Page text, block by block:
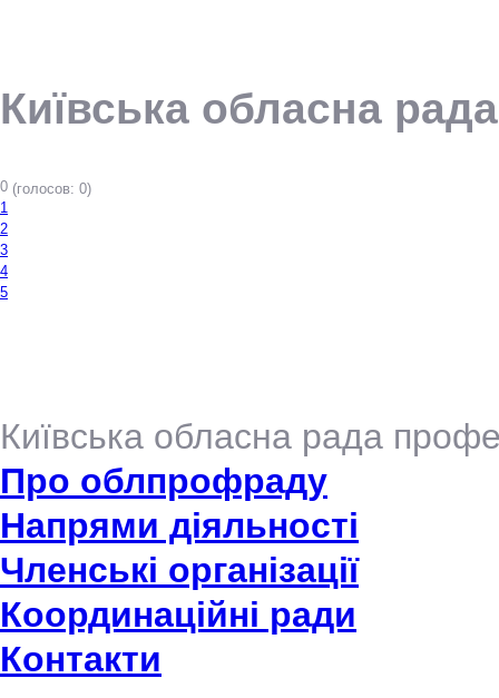
Київська обласна
0
1
2
3
4
5
(голосов: 0)
Київська обласна рада
Про облпрофраду
Напрями діяльності
Членські організації
Координаційні ради
Контакти